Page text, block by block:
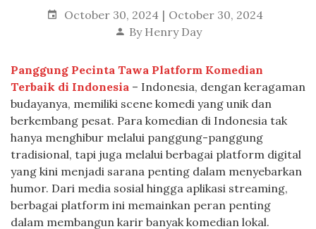
October 30, 2024
October 30, 2024
By Henry Day
Panggung Pecinta Tawa Platform Komedian
Terbaik di Indonesia – Indonesia, dengan keragaman
budayanya, memiliki scene komedi yang unik dan
berkembang pesat. Para komedian di Indonesia tak
hanya menghibur melalui panggung-panggung
tradisional, tapi juga melalui berbagai platform digital
yang kini menjadi sarana penting dalam menyebarkan
humor. Dari media sosial hingga aplikasi streaming,
berbagai platform ini memainkan peran penting
dalam membangun karir banyak komedian lokal.